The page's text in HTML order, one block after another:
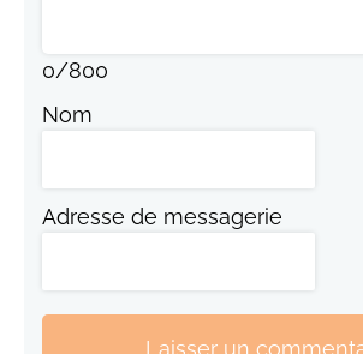
0/800
Nom
Adresse de messagerie